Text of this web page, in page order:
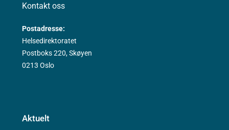
Kontakt oss
Postadresse:
Helsedirektoratet
Postboks 220, Skøyen
0213 Oslo
Aktuelt